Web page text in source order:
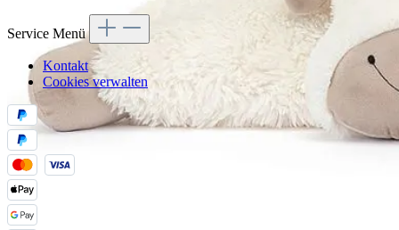
Service Menü
Kontakt
Cookies verwalten